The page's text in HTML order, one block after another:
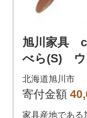
旭川家具
べら(S) ウ
ト_00323
北海道旭川市
寄付金額
家具産地である